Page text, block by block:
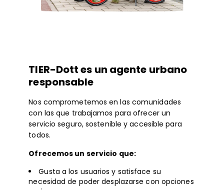
TIER-Dott es un agente urbano
responsable
Nos comprometemos en las comunidades
con las que trabajamos para ofrecer un
servicio seguro, sostenible y accesible para
todos.
Ofrecemos un servicio que:
Gusta a los usuarios y satisface su
necesidad de poder desplazarse con opciones